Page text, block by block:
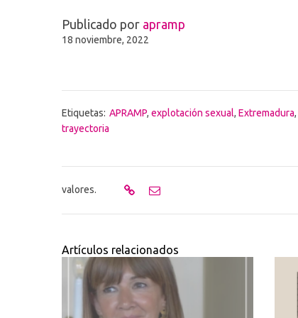
Publicado por apramp
18 noviembre, 2022
Etiquetas: APRAMP, explotación sexual, Extremadura,
trayectoria
valores.
Artículos relacionados